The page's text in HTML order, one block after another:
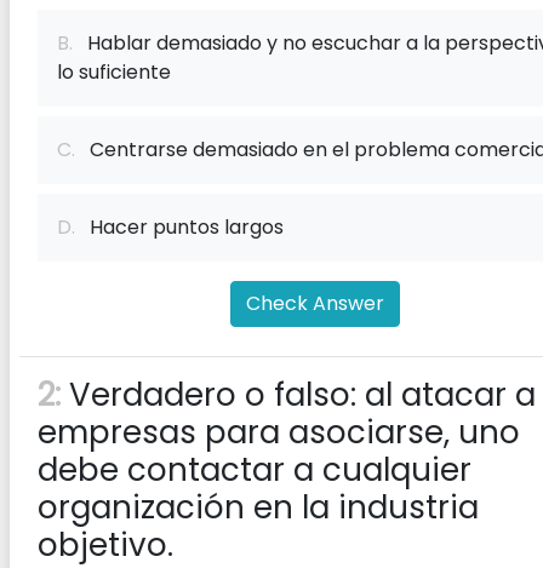
B. Hablar demasiado y no escuchar a la
lo suficiente
C. Centrarse demasiado en el problema
D. Hacer puntos largos
Check Answer
2:Verdadero o falso: al atacar a
empresas para asociarse, uno
debe contactar a cualquier
organización en la industria
objetivo.